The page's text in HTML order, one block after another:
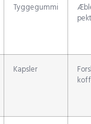
Tyggegummi
Kapsler